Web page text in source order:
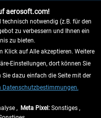
aerosoft.com!
notwendig (z.B. für den
zu verbessern und Ihnen ein
zu bieten.
Klick auf Alle akzeptieren. Weitere
Einstellungen, dort können Sie
Sie dazu einfach die Seite mit der
Datenschutzbestimmungen.
, Meta Pixel:Sonstiges ,